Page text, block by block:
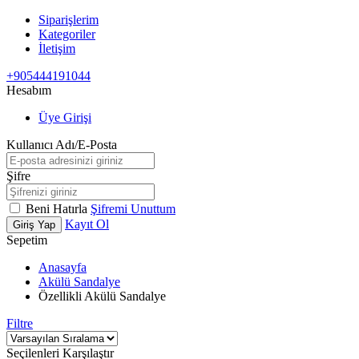
Siparişlerim
Kategoriler
İletişim
+905444191044
Hesabım
Üye Girişi
Kullanıcı Adı/E-Posta
Şifre
Beni Hatırla Şifremi Unuttum
Giriş Yap
Kayıt Ol
Sepetim
Anasayfa
Akülü Sandalye
Özellikli Akülü Sandalye
Filtre
Seçilenleri Karşılaştır